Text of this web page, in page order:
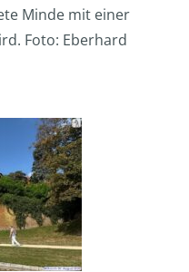
Minde mit einer
Foto: Eberhard